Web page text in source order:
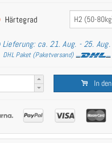
Härtegrad
Lieferung: ca. 21. Aug. - 25. Aug.
DHL Paket (Paketversand)
In